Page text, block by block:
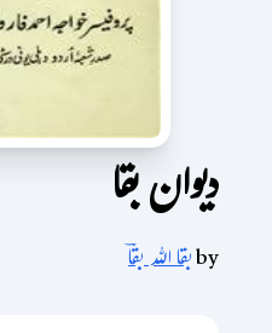
دیوان بقا
byبقا اللہ بقاؔ